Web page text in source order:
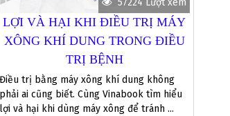
57224 Lượt xem
LỢI VÀ HẠI KHI ĐIỀU TRỊ MÁY
XÔNG KHÍ DUNG TRONG ĐIỀU
TRỊ BỆNH
Điều trị bằng máy xông khí dung không
phải ai cũng biết. Cùng Vinabook tìm hiểu
lợi và hại khi dùng máy xông để tránh ...